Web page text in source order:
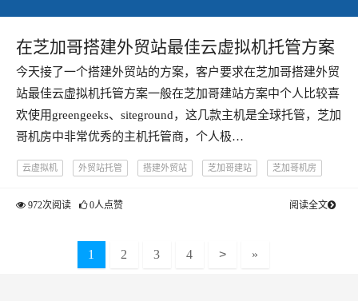
在芝加哥搭建外贸站最佳云虚拟机托管方案
今天接了一个搭建外贸站的方案，客户要求在芝加哥搭建外贸
站最佳云虚拟机托管方案一般在芝加哥建站方案中个人比较喜
欢使用greengeeks、siteground，这几款主机是全球托管，芝加
哥机房中非常优秀的主机托管商，个人极…
云虚拟机 外贸站托管 搭建外贸站 芝加哥建站 芝加哥机房
972次阅读 0人点赞 阅读全文
1 2 3 4 > »